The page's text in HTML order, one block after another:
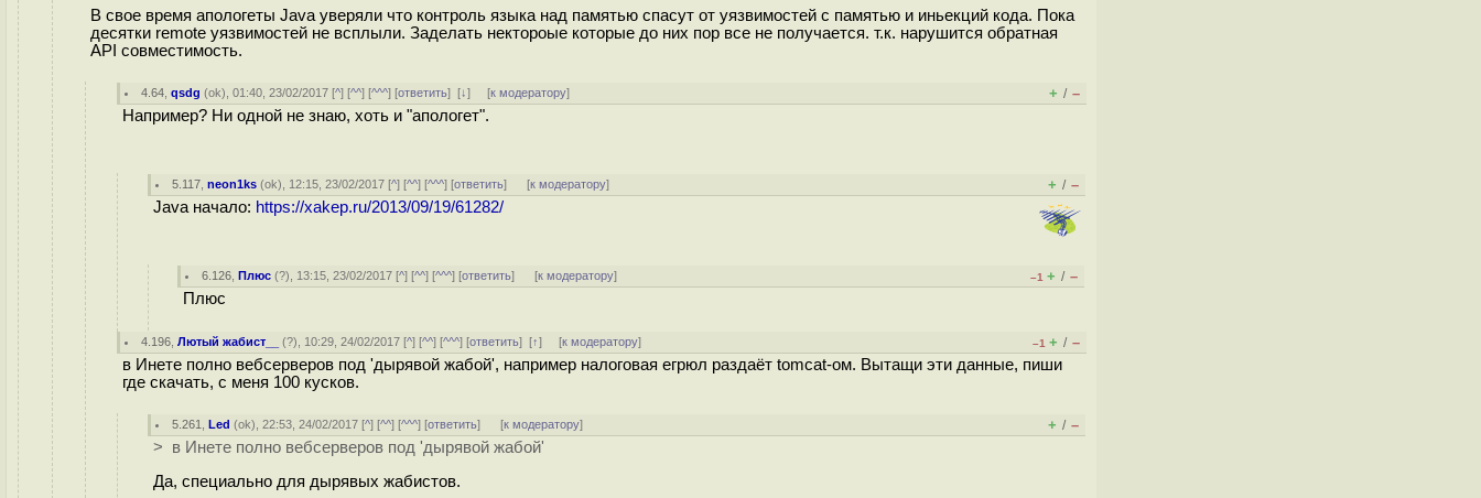
В свое время апологеты Java уверяли что контроль языка над памятью спасут от уязвимостей с памятью и иньекций кода. Пока
десятки remote уязвимостей не всплыли. Заделать нектороые которые до них пор все не получается. т.к. нарушится обратная
API совместимость.
4.64 ,qsdg (ok), 01:40, 23/02/2017 [^] [^^] [^^^] [ответить][↓] [к модератору] + / –
Например? Ни одной не знаю, хоть и "апологет".
5.117 ,neon1ks (ok), 12:15, 23/02/2017 [^] [^^] [^^^] [ответить] [к модератору] + / –
Java начало: https://xakep.ru/2013/09/19/61282/
6.126 ,Плюс (?), 13:15, 23/02/2017 [^] [^^] [^^^] [ответить] [к модератору] –1 + / –
Плюс
4.196 ,Лютый жабист__ (?), 10:29, 24/02/2017 [^] [^^] [^^^] [ответить][↑] [к модератору] –1 + / –
в Инете полно вебсерверов под 'дырявой жабой', например налоговая егрюл раздаёт tomcat-ом. Вытащи эти данные, пиши
где скачать, с меня 100 кусков.
5.261 ,Led (ok), 22:53, 24/02/2017 [^] [^^] [^^^] [ответить] [к модератору] + / –
> в Инете полно вебсерверов под 'дырявой жабой'
Да, специально для дырявых жабистов.